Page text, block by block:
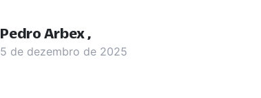
5 de dezembro de 2025
Pedro Arbex